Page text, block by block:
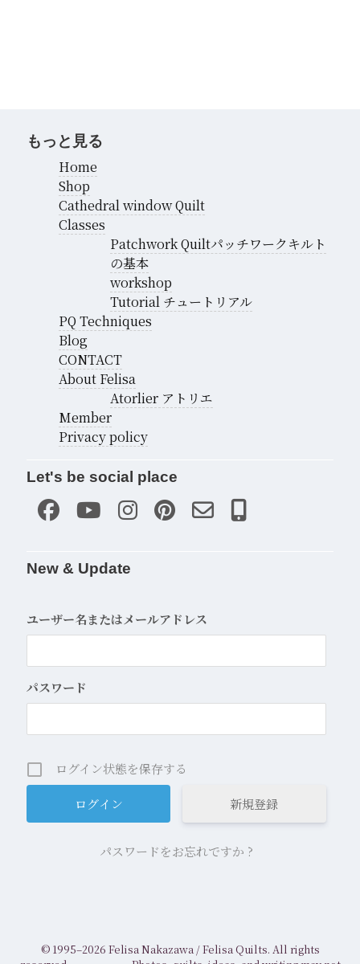
もっと見る
Home
Shop
Cathedral window Quilt
Classes
Patchwork Quiltパッチワークキルト
の基本
workshop
Tutorial チュートリアル
PQ Techniques
Blog
CONTACT
About Felisa
Atorlier アトリエ
Member
Privacy policy
Let's be social place
New & Update
ユーザー名またはメールアドレス
パスワード
ログイン状態を保存する
新規登録
パスワードをお忘れですか ?
© 1995–2026 Felisa Nakazawa /Felisa Quilts. All rights